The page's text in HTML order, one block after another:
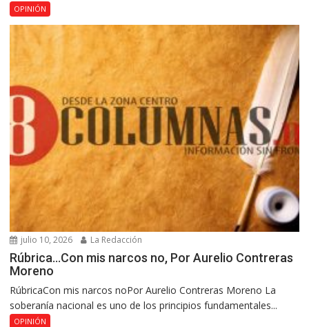
OPINIÓN
julio 10, 2026 La Redacción
Rúbrica…Con mis narcos no, Por Aurelio Contreras
Moreno
RúbricaCon mis narcos noPor Aurelio Contreras Moreno La
soberanía nacional es uno de los principios fundamentales...
OPINIÓN